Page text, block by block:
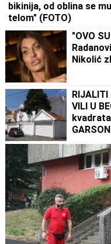
bikinija, od oblina se
telom" (FOTO)
"OVO
Nikolić
VILI U